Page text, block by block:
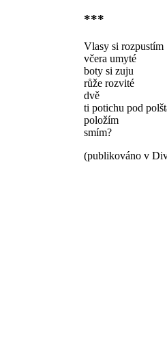
***
Vlasy si rozpustím
včera umyté
boty si zuju
růže rozvité
dvě
ti potichu pod
položím
smím?
(publikováno v